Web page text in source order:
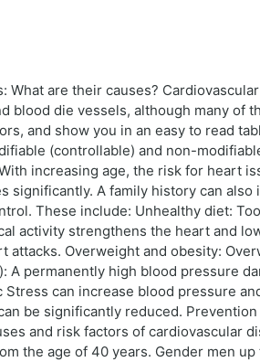
What are their causes?
blood die vessels, although many of
and show you in an easy to read
(controllable) and non-
increasing age, the risk for heart
significantly. A family history can
These include: Unhealthy diet:
activity strengthens the heart and
attacks. Overweight and obesity:
A permanently high blood pressure
can increase blood pressure
be significantly reduced.
and risk factors of cardiovascular
the age of 40 years. Gender men